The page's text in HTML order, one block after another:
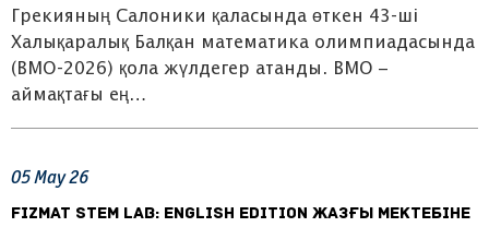
Грекияның Салоники қаласында өткен 43-ші
Халықаралық Балқан математика олимпиадасында
(BMO-2026) қола жүлдегер атанды. BMO –
аймақтағы ең…
05May26
FIZMAT STEM Lab: English Edition жазғы мектебіне